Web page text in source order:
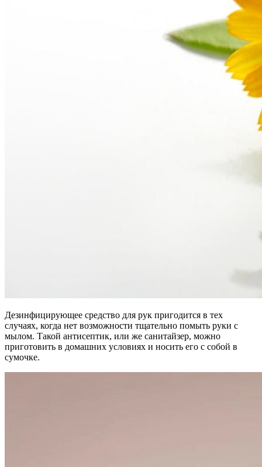
Дезинфицирующее средство для рук пригодится в тех
случаях, когда нет возможности тщательно помыть руки с
мылом. Такой антисептик, или же санитайзер, можно
приготовить в домашних условиях и носить его с собой в
сумочке.